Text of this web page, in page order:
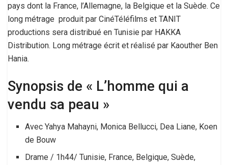
pays dont la France, l’Allemagne, la Belgique et la Suède. Ce
long métrage produit par CinéTéléfilms et TANIT
productions sera distribué en Tunisie par HAKKA
Distribution. Long métrage écrit et réalisé par Kaouther Ben
Hania.
Synopsis de « L’homme qui a
vendu sa peau »
Avec Yahya Mahayni, Monica Bellucci, Dea Liane, Koen
de Bouw
Drame / 1h44/ Tunisie, France, Belgique, Suède,